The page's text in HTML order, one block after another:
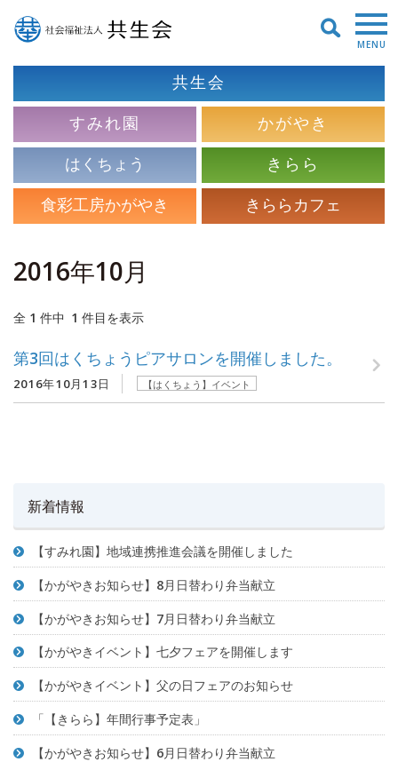
MENU
共生会
すみれ園
かがやき
はくちょう
きらら
食彩工房かがやき
きららカフェ
2016年10月
全 1 件中 1 件目を表示
第3回はくちょうピアサロンを開催しました。
2016年10月13日 【はくちょう】イベント
新着情報
【すみれ園】地域連携推進会議を開催しました
【かがやきお知らせ】8月日替わり弁当献立
【かがやきお知らせ】7月日替わり弁当献立
【かがやきイベント】七夕フェアを開催します
【かがやきイベント】父の日フェアのお知らせ
「【きらら】年間行事予定表」
【かがやきお知らせ】6月日替わり弁当献立